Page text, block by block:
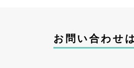
お問い合わせ